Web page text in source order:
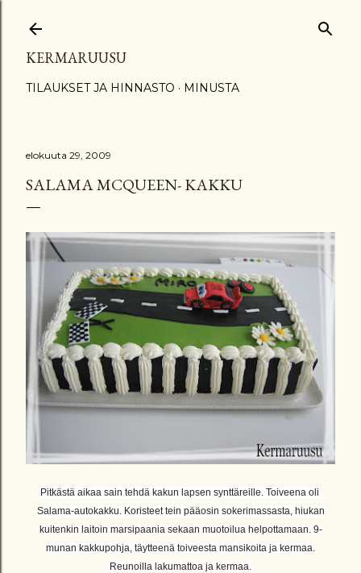
KERMARUUSU
TILAUKSET JA HINNASTO MINUSTA
elokuuta 29, 2009
SALAMA MCQUEEN- KAKKU
Pitkästä aikaa sain tehdä kakun lapsen synttäreille. Toiveena oli
Salama-autokakku. Koristeet tein pääosin sokerimassasta, hiukan
kuitenkin laitoin marsipaania sekaan muotoilua helpottamaan. 9-
munan kakkupohja, täytteenä toiveesta mansikoita ja kermaa.
Reunoilla lakumattoa ja kermaa.